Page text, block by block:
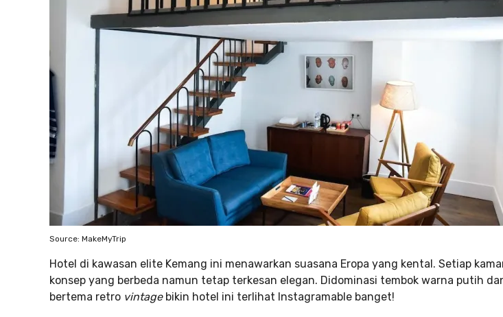
Source: MakeMyTrip
Hotel di kawasan elite Kemang ini menawarkan suasana Eropa yang kental. Setiap
konsep yang berbeda namun tetap terkesan elegan. Didominasi tembok warna putih
bertema retro vintagebikin hotel ini terlihat Instagramable banget!